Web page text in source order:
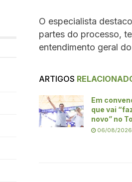
O especialista
partes do processo,
entendimento geral
ARTIGOS
Em
que vai
novo” no
06/08/2026